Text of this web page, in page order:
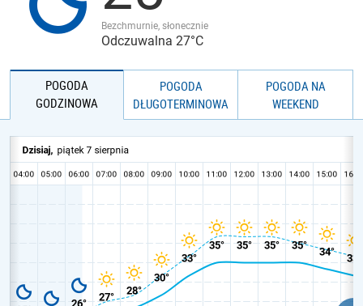
Bezchmurnie, słonecznie
Odczuwalna 27°C
POGODA
GODZINOWA
POGODA
DŁUGOTERMINOWA
POGODA NA
WEEKEND